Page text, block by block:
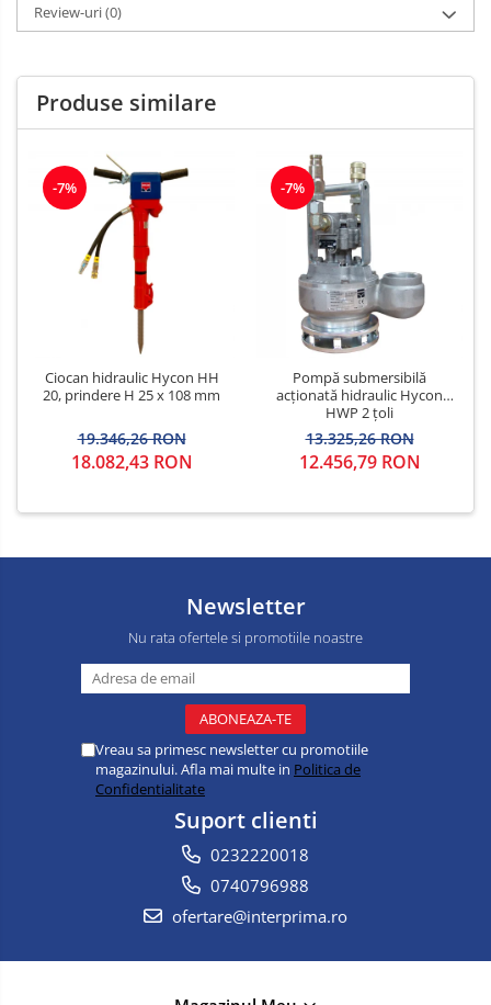
Review-uri(0)
Produse similare
-7%
Ciocan hidraulic Hycon HH
20, prindere H 25 x 108 mm
19.346,26 RON
18.082,43 RON
-7%
Pompă submersibilă
acționată hidraulic Hycon
HWP 2 țoli
13.325,26 RON
12.456,79 RON
Newsletter
Nu rata ofertele si promotiile noastre
Vreau sa primesc newsletter cu promotiile
magazinului. Afla mai multe in Politica de
Confidentialitate
Suport clienti
0232220018
0740796988
ofertare@interprima.ro